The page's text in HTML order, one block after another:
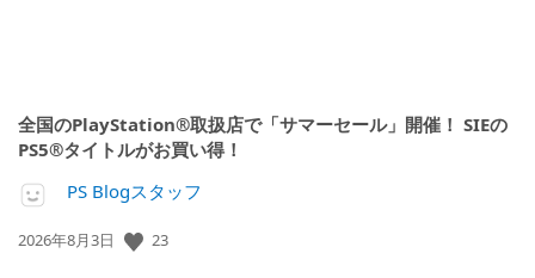
全国のPlayStation®取扱店で「サマーセール」開催！ SIEの
PS5®タイトルがお買い得！
PS Blogスタッフ
公
2026年8月3日 23